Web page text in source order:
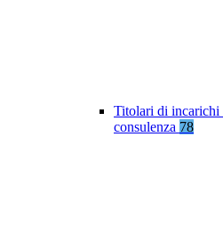
Titolari di incarichi
consulenza 78